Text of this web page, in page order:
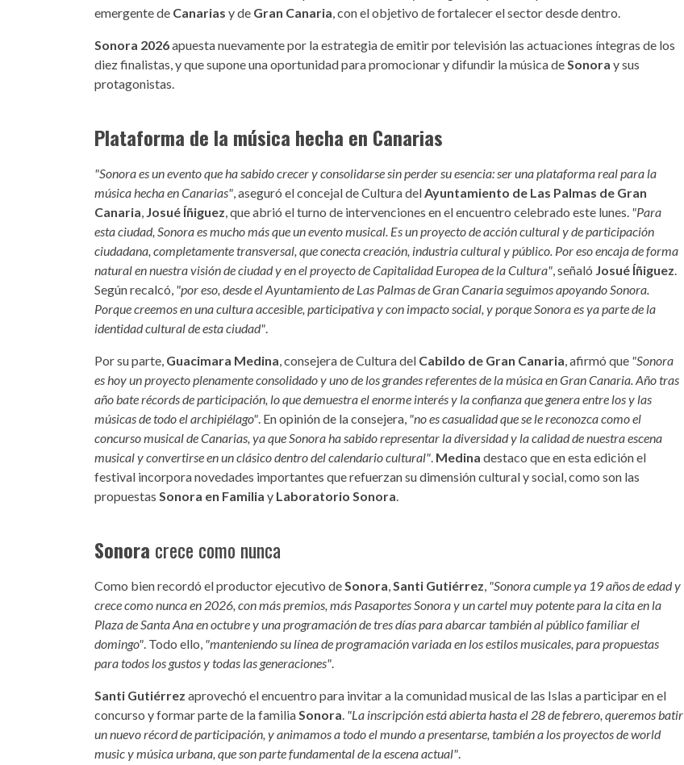
emergente de Canarias y de Gran Canaria , con el objetivo de fortalecer el sector desde dentro.
Sonora 2026apuesta nuevamente por la estrategia de emitir por televisión las actuaciones íntegras de los
diez finalistas, y que supone una oportunidad para promocionar y difundir la música de Sonora y sus
protagonistas.
Plataforma de la música hecha en Canarias
"Sonora es un evento que ha sabido crecer y consolidarse sin perder su esencia: ser una plataforma real para la
música hecha en Canarias" , aseguró el concejal de Cultura del Ayuntamiento de Las Palmas de Gran
Canaria Josué Íñiguez , que abrió el turno de intervenciones en el encuentro celebrado este lunes. "Para
esta ciudad, Sonora es mucho más que un evento musical. Es un proyecto de acción cultural y de participación
ciudadana, completamente transversal, que conecta creación, industria cultural y público. Por eso encaja de forma
natural en nuestra visión de ciudad y en el proyecto de Capitalidad Europea de la Cultura" , señaló Josué Íñiguez
Según recalcó, "por eso, desde el Ayuntamiento de Las Palmas de Gran Canaria seguimos apoyando Sonora.
Porque creemos en una cultura accesible, participativa y con impacto social, y porque Sonora es ya parte de la
identidad cultural de esta ciudad"
Por su parte, Guacimara Medina , consejera de Cultura del Cabildo de Gran Canaria , afirmó que "Sonora
es hoy un proyecto plenamente consolidado y uno de los grandes referentes de la música en Gran Canaria. Año tras
año bate récords de participación, lo que demuestra el enorme interés y la confianza que genera entre los y las
músicas de todo el archipiélago" . En opinión de la consejera, "no es casualidad que se le reconozca como el
concurso musical de Canarias, ya que Sonora ha sabido representar la diversidad y la calidad de nuestra escena
musical y convertirse en un clásico dentro del calendario cultural" Medina destaco que en esta edición el
festival incorpora novedades importantes que refuerzan su dimensión cultural y social, como son las
propuestas Sonora en Familia y Laboratorio Sonora
Sonora crece como nunca
Como bien recordó el productor ejecutivo de Sonora Santi Gutiérrez "Sonora cumple ya 19 años de edad y
crece como nunca en 2026, con más premios, más Pasaportes Sonora y un cartel muy potente para la cita en la
Plaza de Santa Ana en octubre y una programación de tres días para abarcar también al público familiar el
domingo" . Todo ello, "manteniendo su línea de programación variada en los estilos musicales, para propuestas
para todos los gustos y todas las generaciones"
Santi Gutiérrez aprovechó el encuentro para invitar a la comunidad musical de las Islas a participar en el
concurso y formar parte de la familia Sonora "La inscripción está abierta hasta el 28 de febrero, queremos batir
un nuevo récord de participación, y animamos a todo el mundo a presentarse, también a los proyectos de world
music y música urbana, que son parte fundamental de la escena actual"